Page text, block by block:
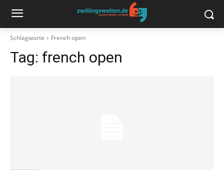
Schlagworte French open
Tag: french open